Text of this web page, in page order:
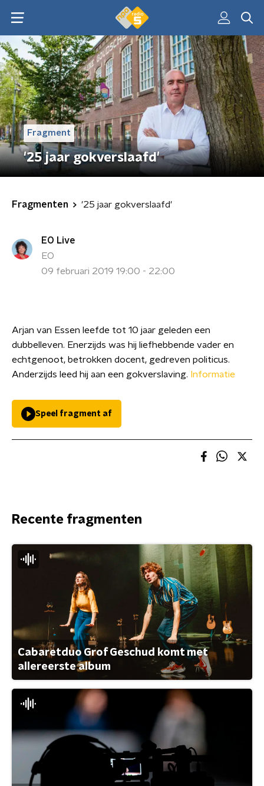
Fragment
'25 jaar gokverslaafd'
Fragmenten '25 jaar gokverslaafd'
EO Live
EO
09 februari 2019 19:00 - 22:00
Arjan van Essen leefde tot 10 jaar geleden een
dubbelleven. Enerzijds was hij liefhebbende vader en
echtgenoot, betrokken docent, gedreven politicus.
Anderzijds leed hij aan een gokverslaving. Informatie
Speel fragment af
Recente fragmenten
Cabaretduo Grof Geschud komt met
allereerste album